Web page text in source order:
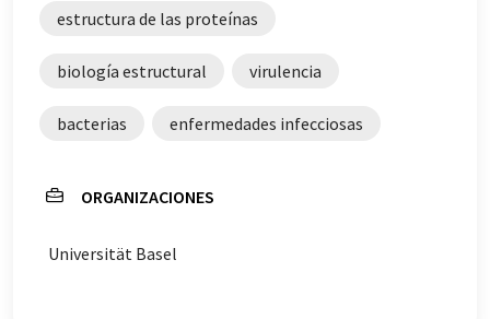
estructura de las proteínas
biología estructural virulencia
bacterias enfermedades infecciosas
ORGANIZACIONES
Universität Basel